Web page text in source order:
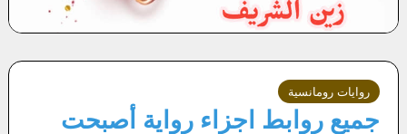
روايات رومانسية
جميع روابط اجزاء رواية أصبحت